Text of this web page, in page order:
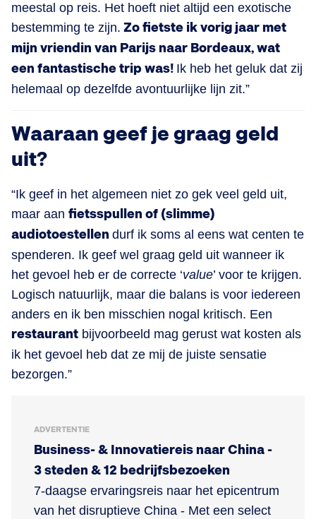
meestal op reis. Het hoeft niet altijd een exotische
bestemming te zijn. Zo fietste ik vorig jaar met
mijn vriendin van Parijs naar Bordeaux, wat
een fantastische trip was! Ik heb het geluk dat zij
helemaal op dezelfde avontuurlijke lijn zit.”
Waaraan geef je graag geld
uit?
“Ik geef in het algemeen niet zo gek veel geld uit,
maar aan fietsspullen of (slimme)
audiotoestellen durf ik soms al eens wat centen te
spenderen. Ik geef wel graag geld uit wanneer ik
het gevoel heb er de correcte ‘value’ voor te krijgen.
Logisch natuurlijk, maar die balans is voor iedereen
anders en ik ben misschien nogal kritisch. Een
restaurant bijvoorbeeld mag gerust wat kosten als
ik het gevoel heb dat ze mij de juiste sensatie
bezorgen.”
ADVERTENTIE
Business- & Innovatiereis naar China -
3 steden & 12 bedrijfsbezoeken
7-daagse ervaringsreis naar het epicentrum
van het disruptieve China - Met een select